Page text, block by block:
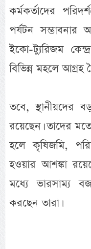
কর্মকর্তাদের
পর্যটন
ইকো-ট্যুরিজম
বিভিন্ন মহলে আগ্রহ
তবে, স্থানীয়দের
রয়েছেন। তাদের
হলে কৃষিজমি,
হওয়ার আশঙ্কা
মধ্যে ভারসাম্য
করছেন তারা।